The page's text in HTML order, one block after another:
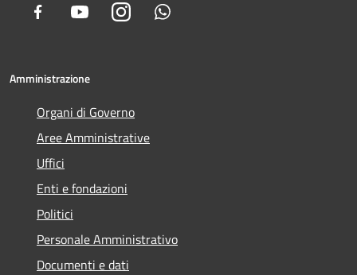
Facebook YoutubeInstagram
Amministrazione
Organi di Governo
Aree Amministrative
Uffici
Enti e fondazioni
Politici
Personale Amministrativo
Documenti e dati